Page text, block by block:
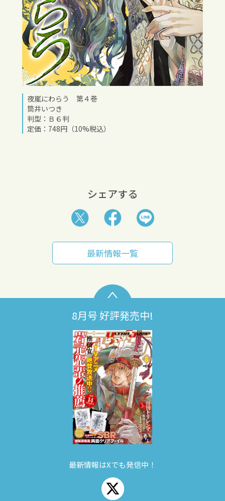
夜嵐にわらう 第４巻
筒井いつき
判型：Ｂ６判
定価：748円（10%税込）
シェアする
最新情報一覧
8月号 好評発売中!
最新情報はXでも発信中！